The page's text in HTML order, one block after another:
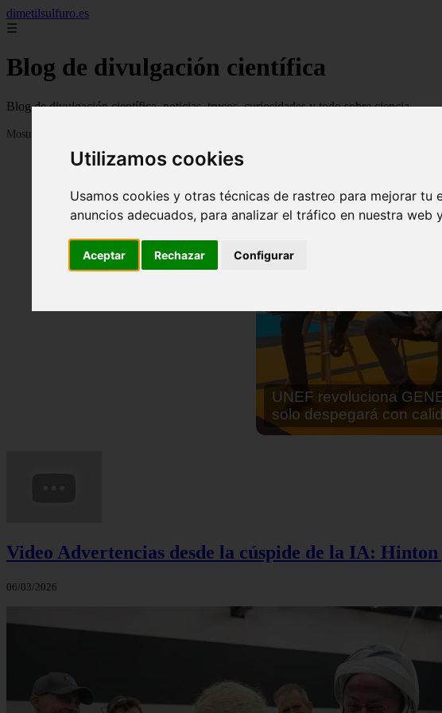
Utilizamos cookies
Usamos cookies y otras técnicas de rastreo para mejorar
anuncios adecuados, para analizar el tráfico en nuestra
Aceptar Rechazar Configurar
dimetilsulfuro.es
☰
Blog de divulgación científica
Blog de divulgación científica, noticias, trucos, curiosidades y todo sobre ciencia
Mostrando 1 - 24 de 907 artículos
En África harán lo que
cocinar sus alimentos
Video Advertencias desde la cúspide de la IA: Hinton
06/03/2026